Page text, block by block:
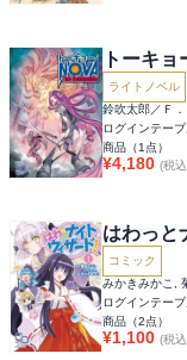
トーキ
ライトノベル
鈴吹太郎／Ｆ．
ログインテー
商品（1 点）
¥4,180 (税
はわっと
コミック
みかきみかこ,
ログインテー
商品（2点）
¥1,100 (税